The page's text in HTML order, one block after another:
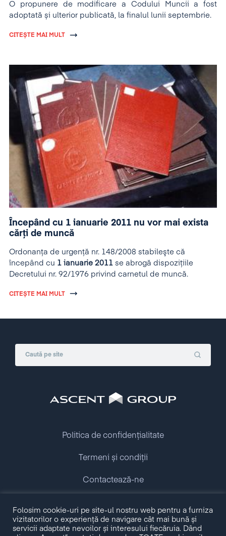
O propunere de modificare a Codului Muncii a fost
adoptată și ulterior publicată, la finalul lunii septembrie.
CITEȘTE MAI MULT
Începând cu 1 ianuarie 2011 nu vor mai exista
cărţi de muncă
Ordonanţa de urgenţă nr. 148/2008 stabileşte că
începând cu 1 ianuarie 2011 se abrogă dispoziţiile
Decretului nr. 92/1976 privind carnetul de muncă.
CITEȘTE MAI MULT
Copyright © 2009 - 2026 Ascent Group.
All rights reserved.
Politica de confidențialitate
Termeni și condiții
Contactează-ne
Folosim cookie-uri pe site-ul nostru web pentru a furniza
vizitatorilor o experiență de navigare cât mai bună și
servicii adaptate nevoilor și interesului fiecăruia. Dând